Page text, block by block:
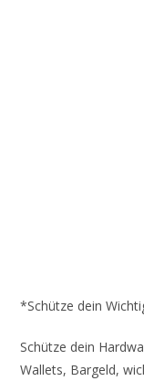
*Schütze dein
Schütze dein
Wallets, Bargeld,